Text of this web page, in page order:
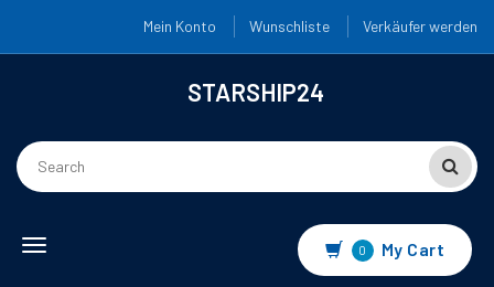
Mein Konto Wunschliste Verkäufer werden
STARSHIP24
Toggle
0 My Cart